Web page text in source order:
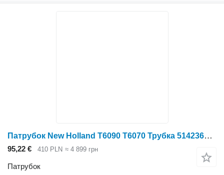
Патрубок New Holland Т6090 Т6070 Трубка 51423649 до трактора колісного New Holland T6090 T6070
95,22 € 410 PLN ≈ 4 899 грн
Патрубок